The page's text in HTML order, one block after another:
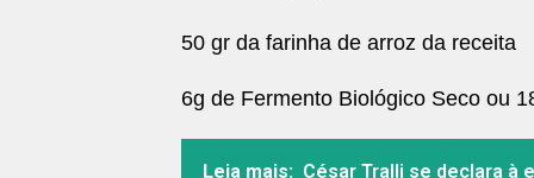
50 gr da farinha de arroz da receita
6g de Fermento Biológico Seco ou
Leia mais: César Tralli se declara à